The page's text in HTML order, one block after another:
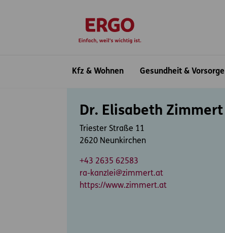
Kfz & Wohnen
Gesundheit & Vorsorge
Dr. Elisabeth Zimmert
Triester Straße 11
2620 Neunkirchen
+43 2635 62583
ra-kanzlei@zimmert.at
https://www.zimmert.at